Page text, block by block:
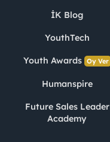
İK Blog
YouthTech
Youth Awards Oy Ver
Humanspire
Future Sales Leader
Academy